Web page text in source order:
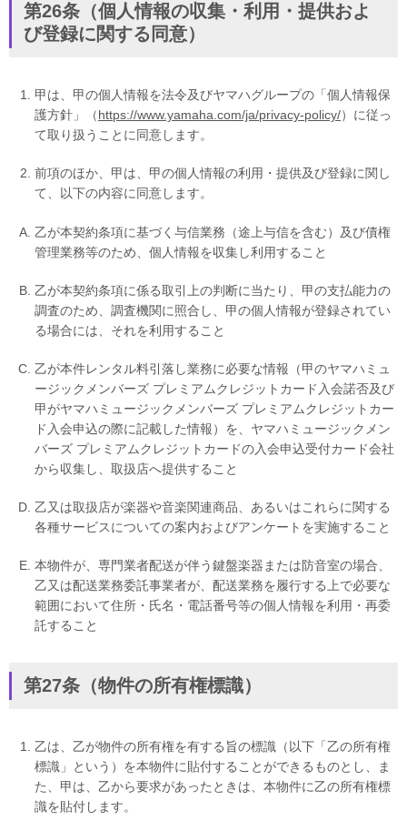
第26条（個人情報の収集・利用・提供およ
び登録に関する同意）
甲は、甲の個人情報を法令及びヤマハグループの「個人情報保
護方針」（https://www.yamaha.com/ja/privacy-policy/）に従っ
て取り扱うことに同意します。
前項のほか、甲は、甲の個人情報の利用・提供及び登録に関し
て、以下の内容に同意します。
乙が本契約条項に基づく与信業務（途上与信を含む）及び債権
管理業務等のため、個人情報を収集し利用すること
乙が本契約条項に係る取引上の判断に当たり、甲の支払能力の
調査のため、調査機関に照合し、甲の個人情報が登録されてい
る場合には、それを利用すること
乙が本件レンタル料引落し業務に必要な情報（甲のヤマハミュ
ージックメンバーズ プレミアムクレジットカード入会諾否及び
甲がヤマハミュージックメンバーズ プレミアムクレジットカー
ド入会申込の際に記載した情報）を、ヤマハミュージックメン
バーズ プレミアムクレジットカードの入会申込受付カード会社
から収集し、取扱店へ提供すること
乙又は取扱店が楽器や音楽関連商品、あるいはこれらに関する
各種サービスについての案内およびアンケートを実施すること
本物件が、専門業者配送が伴う鍵盤楽器または防音室の場合、
乙又は配送業務委託事業者が、配送業務を履行する上で必要な
範囲において住所・氏名・電話番号等の個人情報を利用・再委
託すること
第27条（物件の所有権標識）
乙は、乙が物件の所有権を有する旨の標識（以下「乙の所有権
標識」という）を本物件に貼付することができるものとし、ま
た、甲は、乙から要求があったときは、本物件に乙の所有権標
識を貼付します。